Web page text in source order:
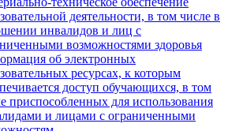
деятельности, в том числе в
инвалидов и лиц с
возможностями здоровья
об электронных
ресурсах, к которым
доступ обучающихся, в том
приспособленных для использования
и лицами с ограниченными